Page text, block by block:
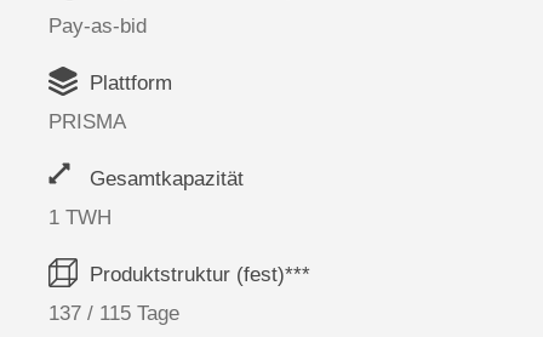
Pay-as-bid
Plattform
PRISMA
Gesamtkapazität
1 TWH
Produktstruktur (fest)***
137 / 115 Tage